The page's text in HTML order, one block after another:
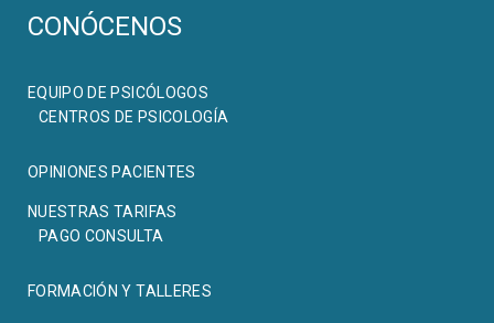
CONÓCENOS
EQUIPO DE PSICÓLOGOS
CENTROS DE PSICOLOGÍA
OPINIONES PACIENTES
NUESTRAS TARIFAS
PAGO CONSULTA
FORMACIÓN Y TALLERES